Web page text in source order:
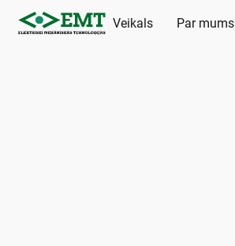
Veikals Par mums